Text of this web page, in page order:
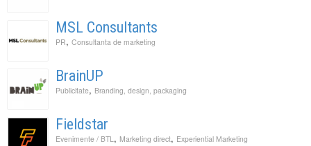
MSL Consultants
PR, Consultanta de marketing
BrainUP
Publicitate, Branding, design, packaging
Fieldstar
Evenimente / BTL, Marketing direct, Experiential Marketing